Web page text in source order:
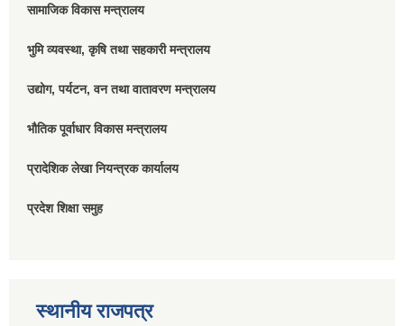
सामाजिक विकास मन्त्रालय
भुमि व्यवस्था, कृषि तथा सहकारी मन्त्रालय
उद्योग, पर्यटन, वन तथा वातावरण मन्त्रालय
भौतिक पूर्वाधार विकास मन्त्रालय
प्रादेशिक लेखा नियन्त्रक कार्यालय
प्रदेश शिक्षा समुह
स्थानीय राजपत्र